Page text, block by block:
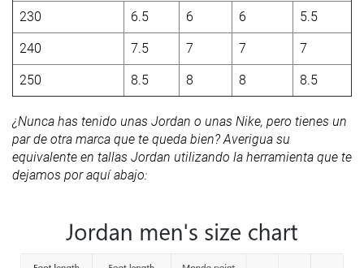
230 6.5 6 6 5.5
240 7.5 7 7 7
250 8.5 8 8 8.5
¿Nunca has tenido unas Jordan o unas Nike, pero tienes un
par de otra marca que te queda bien? Averigua su
equivalente en tallas Jordan utilizando la herramienta que te
dejamos por aquí abajo: